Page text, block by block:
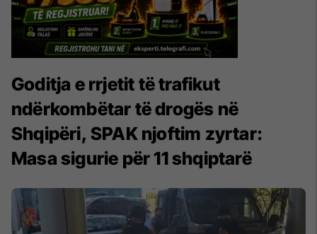
Goditja e rrjetit të trafikut
ndërkombëtar të drogës në
Shqipëri, SPAK njoftim zyrtar:
Masa sigurie për 11 shqiptarë